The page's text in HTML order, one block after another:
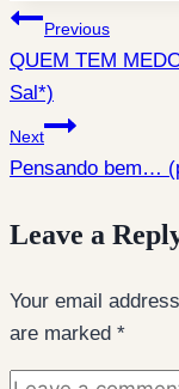
Post
navigation
Previous
QUEM TEM
Sal*)
Next
Pensando bem…
Leave a
Your email
are marked *